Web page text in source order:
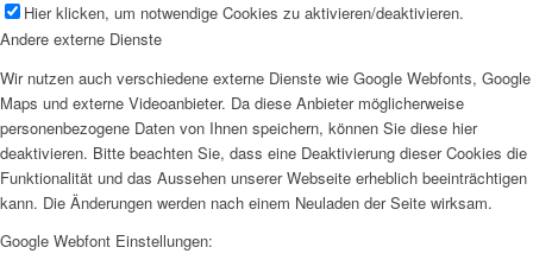
Hier klicken, um notwendige Cookies zu aktivieren/deaktivieren.
Andere externe Dienste
Wir nutzen auch verschiedene externe Dienste wie Google Webfonts, Google
Maps und externe Videoanbieter. Da diese Anbieter möglicherweise
personenbezogene Daten von Ihnen speichern, können Sie diese hier
deaktivieren. Bitte beachten Sie, dass eine Deaktivierung dieser Cookies die
Funktionalität und das Aussehen unserer Webseite erheblich beeinträchtigen
kann. Die Änderungen werden nach einem Neuladen der Seite wirksam.
Google Webfont Einstellungen: